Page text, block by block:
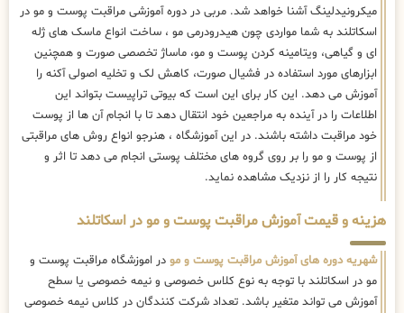
میکرونیدلینگ آشنا خواهد شد. مربی در دوره آموزشی مراقبت پوست و مو در
اسکاتلند به شما مواردی چون هیدرودرمی مو ، ساخت انواع ماسک های ژله
ای و گیاهی، ویتامینه کردن پوست و مو، ماساژ تخصصی صورت و همچنین
ابزارهای مورد استفاده در فشیال صورت، کاهش لک و تخلیه اصولی آکنه را
آموزش می دهد. این کار برای این است که بیوتی تراپیست بتواند این
اطلاعات را در آینده به مراجعین خود انتقال دهد تا با انجام آن ها از پوست
خود مراقبت داشته باشند. در این آموزشگاه ، هنرجو انواع روش های مراقبتی
از پوست و مو را بر روی گروه های مختلف پوستی انجام می دهد تا اثر و
نتیجه کار را از نزدیک مشاهده نماید.
هزینه و قیمت آموزش مراقبت پوست و مو در اسکاتلند
شهریه دوره های آموزش مراقبت پوست و مو در اموزشگاه مراقبت پوست و
مو در اسکاتلند با توجه به نوع کلاس خصوصی و نیمه خصوصی یا سطح
آموزش می تواند متغیر باشد. تعداد شرکت کنندگان در کلاس نیمه خصوصی